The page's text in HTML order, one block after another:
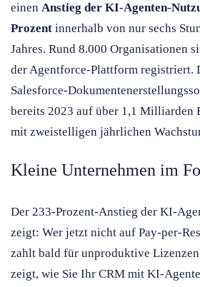
einen Anstieg der KI-Agenten-
Prozent innerhalb von nur sechs
Jahres. Rund 8.000 Organisationen
der Agentforce-Plattform registriert.
Salesforce-
bereits 2023 auf über 1,1 Milliarden
mit zweistelligen jährlichen
Kleine Unternehmen im
Der 233-Prozent-Anstieg der KI-
zeigt: Wer jetzt nicht auf Pay-per-
zahlt bald für unproduktive
zeigt, wie Sie Ihr CRM mit KI-